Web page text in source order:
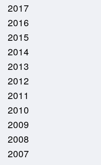
2017
2016
2015
2014
2013
2012
2011
2010
2009
2008
2007